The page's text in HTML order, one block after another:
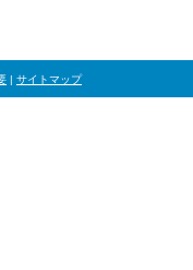
| サイトマップ